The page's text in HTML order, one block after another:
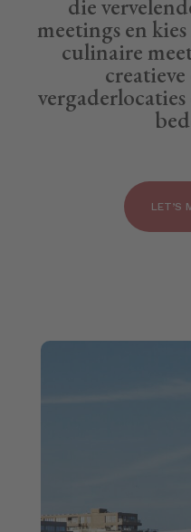
die
meetings en
culinaire
LET’S